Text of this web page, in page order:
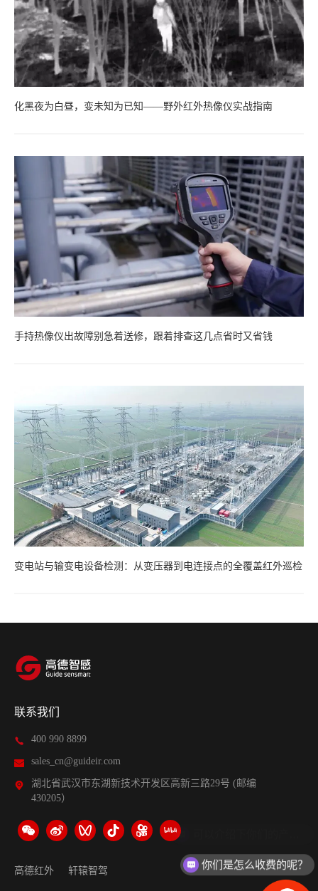
化黑夜为白昼，变未知为已知——野外红外热像仪实战指南
手持热像仪出故障别急着送修，跟着排查这几点省时又省钱
变电站与输变电设备检测：从变压器到电连接点的全覆盖红外巡检
联系我们
400 990 8899
sales_cn@guideir.com
湖北省武汉市东湖新技术开发区高新三路29号 (邮编
430205）
高德红外 轩辕智驾
你们是怎么收费的呢？